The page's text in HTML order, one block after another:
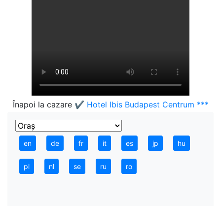
Înapoi la cazare ✔️ Hotel Ibis Budapest Centrum ***
en de fr it es jp hu
pl nl se ru ro